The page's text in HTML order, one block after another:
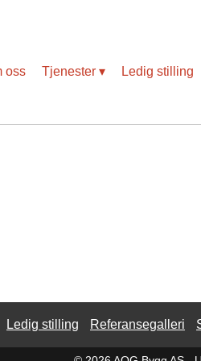
oss Tjenester Ledig stilling
Ledig stilling Referansegalleri